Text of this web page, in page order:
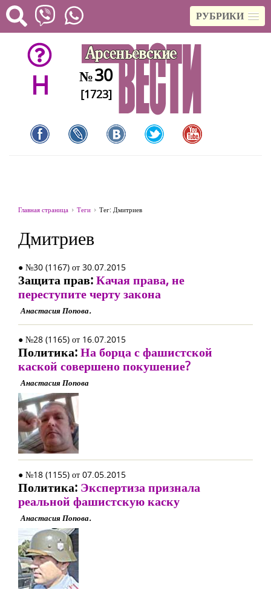
РУБРИКИ
H №30
[1723]
Главная страница Теги Тег: Дмитриев
Дмитриев
● №30 (1167) от 30.07.2015
Защита прав:Качая права, не
переступите черту закона
Анастасия Попова.
● №28 (1165) от 16.07.2015
Политика:На борца с фашистской
каской совершено покушение?
Анастасия Попова
● №18 (1155) от 07.05.2015
Политика: Экспертиза признала
реальной фашистскую каску
Анастасия Попова.